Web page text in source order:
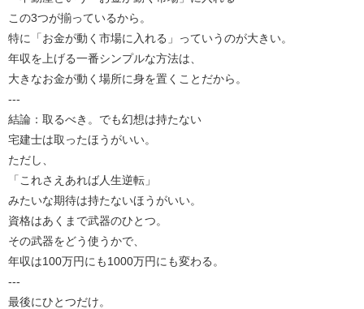
この3つが揃っているから。
特に「お金が動く市場に入れる」っていうのが大きい。
年収を上げる一番シンプルな方法は、
大きなお金が動く場所に身を置くことだから。
---
結論：取るべき。でも幻想は持たない
宅建士は取ったほうがいい。
ただし、
「これさえあれば人生逆転」
みたいな期待は持たないほうがいい。
資格はあくまで武器のひとつ。
その武器をどう使うかで、
年収は100万円にも1000万円にも変わる。
---
最後にひとつだけ。